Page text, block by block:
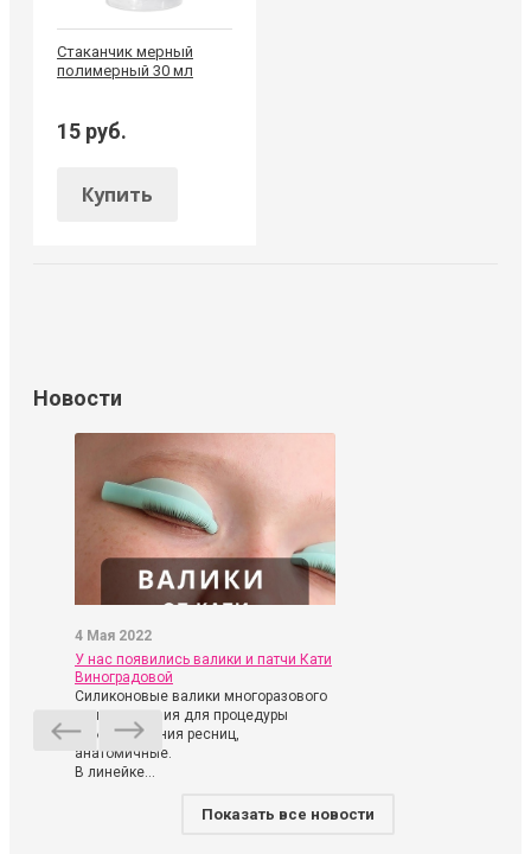
Стаканчик мерный
полимерный 30 мл
15 руб.
Купить
Новости
4 Мая 2022
У нас появились валики и патчи Кати
Виноградовой
Силиконовые валики многоразового
использования для процедуры
ламинирования ресниц,
анатомичные.
В линейке...
Показать все новости